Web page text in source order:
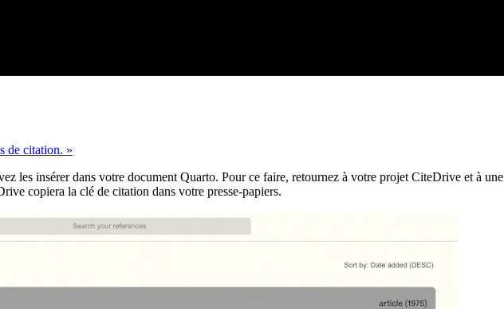
de citation. »
les insérer dans votre document Quarto. Pour ce faire, retournez à votre projet CiteDrive et à
copiera la clé de citation dans votre presse-papiers.